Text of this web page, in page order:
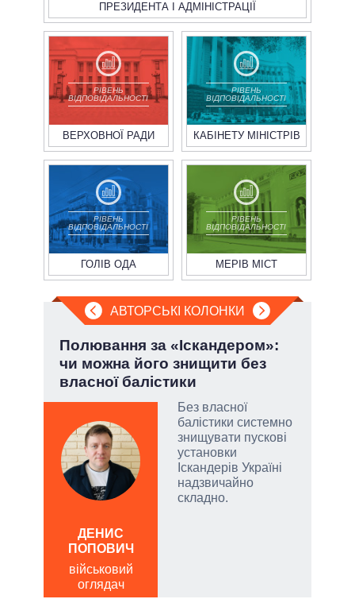
ПРЕЗИДЕНТА І АДМІНІСТРАЦІЇ
РІВЕНЬ
ВІДПОВІДАЛЬНОСТІ
ВЕРХОВНОЇ РАДИ
РІВЕНЬ
ВІДПОВІДАЛЬНОСТІ
КАБІНЕТУ МІНІСТРІВ
РІВЕНЬ
ВІДПОВІДАЛЬНОСТІ
ГОЛІВ ОДА
РІВЕНЬ
ВІДПОВІДАЛЬНОСТІ
МЕРІВ МІСТ
АВТОРСЬКІ КОЛОНКИ
Полювання за «Іскандером»:
чи можна його знищити без
власної балістики
Без власної
балістики системно
знищувати пускові
установки
Іскандерів Україні
надзвичайно
складно.
ДЕНИС
ПОПОВИЧ
військовий
оглядач